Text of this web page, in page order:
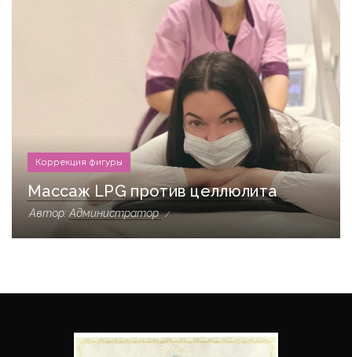
Коррекция фигуры
Массаж LPG против целлюлита
Автор:Администратор